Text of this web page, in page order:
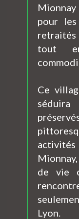
pour
retraités
tout
Ce
de vie
Lyon.